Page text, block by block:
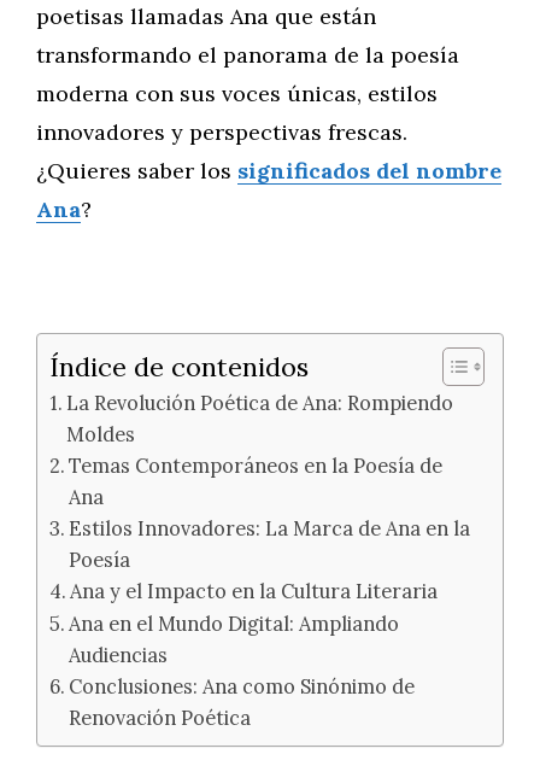
poetisas llamadas Ana que están
transformando el panorama de la poesía
moderna con sus voces únicas, estilos
innovadores y perspectivas frescas.
¿Quieres saber los significados del nombre
Ana?
Índice de contenidos
La Revolución Poética de Ana: Rompiendo
Moldes
Temas Contemporáneos en la Poesía de
Ana
Estilos Innovadores: La Marca de Ana en la
Poesía
Ana y el Impacto en la Cultura Literaria
Ana en el Mundo Digital: Ampliando
Audiencias
Conclusiones: Ana como Sinónimo de
Renovación Poética